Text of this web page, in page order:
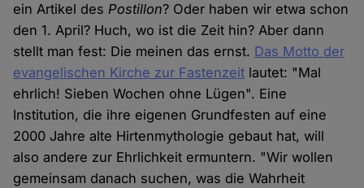
ein Artikel desPostillon? Oder haben wir etwa schon
den 1. April? Huch, wo ist die Zeit hin? Aber dann
stellt man fest: Die meinen das ernst. Das Motto der
evangelischen Kirche zur Fastenzeit lautet: "Mal
ehrlich! Sieben Wochen ohne Lügen". Eine
Institution, die ihre eigenen Grundfesten auf eine
2000 Jahre alte Hirtenmythologie gebaut hat, will
also andere zur Ehrlichkeit ermuntern. "Wir wollen
gemeinsam danach suchen, was die Wahrheit